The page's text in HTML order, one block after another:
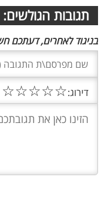
תגובות הגולשים:
בניגוד לאחרים, דעתכם
דירוג:☆
☆
☆
☆
☆